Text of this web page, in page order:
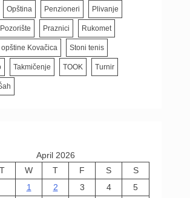
Opština Penzioneri Plivanje
Pozorište Praznici Rukomet
Kovačica Stoni tenis
Takmičenje TOOK Turnir
April 2026
T W T F S
S
1
2 3 4
5